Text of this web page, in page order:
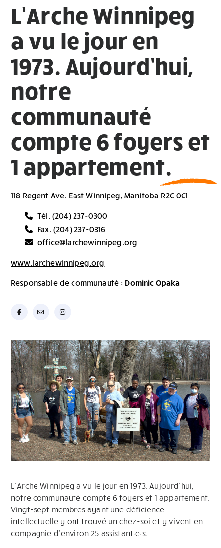
L’Arche Winnipeg
a vu le jour en
1973. Aujourd’hui,
notre
communauté
compte 6 foyers et
1 appartement.
118 Regent Ave. East Winnipeg, Manitoba R2C 0C1
Tél. (204) 237-0300
Fax. (204) 237-0316
office@larchewinnipeg.org
www.larchewinnipeg.org
Responsable de communauté : Dominic Opaka
L’Arche Winnipeg a vu le jour en 1973. Aujourd’hui,
notre communauté compte 6 foyers et 1 appartement.
Vingt-sept membres ayant une déficience
intellectuelle y ont trouvé un chez-soi et y vivent en
compagnie d’environ 25 assistant·e·s.